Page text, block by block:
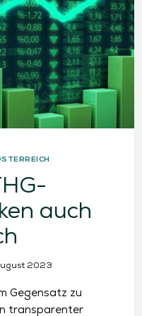
auch
2023
Gegensatz zu
transparenter